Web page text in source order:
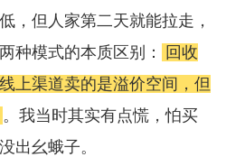
，但人家第二天就能拉走，
种模式的本质区别：
回收
上渠道卖的是溢价空间，但
。我当时其实有点慌，怕买
出幺蛾子。